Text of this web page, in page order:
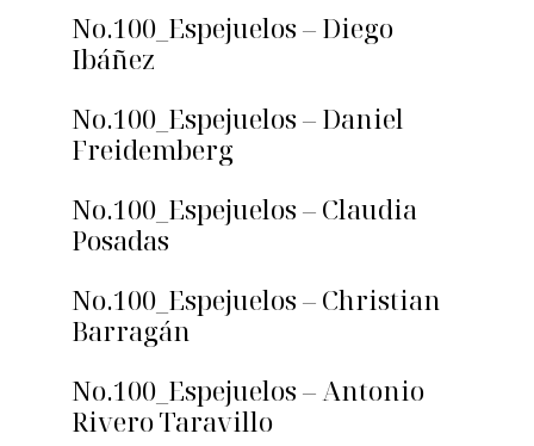
No.100_Espejuelos – Diego
Ibáñez
No.100_Espejuelos – Daniel
Freidemberg
No.100_Espejuelos – Claudia
Posadas
No.100_Espejuelos – Christian
Barragán
No.100_Espejuelos – Antonio
Rivero Taravillo